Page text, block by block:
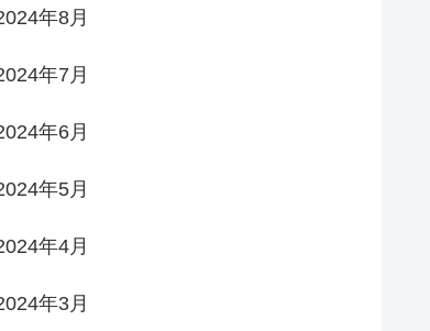
年8月
年7月
年6月
年5月
年4月
年3月